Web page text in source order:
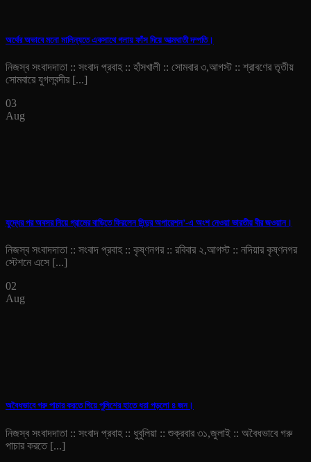
অর্থের অভাবে মনো মালিন্যতে একসাথে গলায় ফাঁস দিয়ে আত্মঘাতী দম্পতি।
নিজস্ব সংবাদদাতা :: সংবাদ প্রবাহ :: হাঁসখালী :: সোমবার ৩,আগস্ট :: শ্রাবণের তৃতীয়
সোমবারে যুগলবন্দীর [...]
03
Aug
যুদ্ধের পর অবসর নিয়ে গ্রামের বাড়িতে ফিরলেন সিন্দুর অপারেশন’-এ অংশ নেওয়া ভারতীয় বীর জওয়ান।
নিজস্ব সংবাদদাতা :: সংবাদ প্রবাহ :: কৃষ্ণনগর :: রবিবার ২,আগস্ট :: নদিয়ার কৃষ্ণনগর
স্টেশনে এসে [...]
02
Aug
অবৈধভাবে গরু পাচার করতে গিয়ে পুলিশের হাতে ধরা পড়লো ৪ জন।
নিজস্ব সংবাদদাতা :: সংবাদ প্রবাহ :: ধুবুলিয়া :: শুক্রবার ৩১,জুলাই :: অবৈধভাবে গরু
পাচার করতে [...]